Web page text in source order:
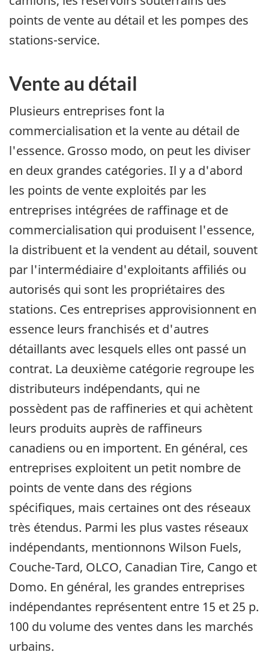
points de vente au détail et les pompes des
stations-service.
Vente au détail
Plusieurs entreprises font la
commercialisation et la vente au détail de
l'essence. Grosso modo, on peut les diviser
en deux grandes catégories. Il y a d'abord
les points de vente exploités par les
entreprises intégrées de raffinage et de
commercialisation qui produisent l'essence,
la distribuent et la vendent au détail, souvent
par l'intermédiaire d'exploitants affiliés ou
autorisés qui sont les propriétaires des
stations. Ces entreprises approvisionnent en
essence leurs franchisés et d'autres
détaillants avec lesquels elles ont passé un
contrat. La deuxième catégorie regroupe les
distributeurs indépendants, qui ne
possèdent pas de raffineries et qui achètent
leurs produits auprès de raffineurs
canadiens ou en importent. En général, ces
entreprises exploitent un petit nombre de
points de vente dans des régions
spécifiques, mais certaines ont des réseaux
très étendus. Parmi les plus vastes réseaux
indépendants, mentionnons Wilson Fuels,
Couche-Tard, OLCO, Canadian Tire, Cango et
Domo. En général, les grandes entreprises
indépendantes représentent entre 15 et 25 p.
100 du volume des ventes dans les marchés
urbains.